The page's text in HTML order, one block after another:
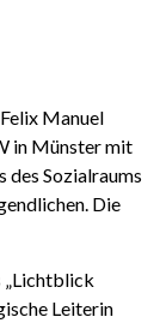
Manuel
in Münster mit
des Sozialraums
Die
„Lichtblick
Leiterin